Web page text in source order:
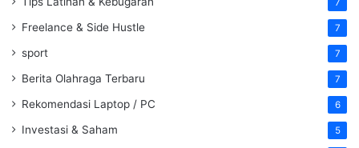
7
Freelance & Side Hustle 7
sport 7
Berita Olahraga Terbaru 7
Rekomendasi Laptop / PC 6
Investasi & Saham 5